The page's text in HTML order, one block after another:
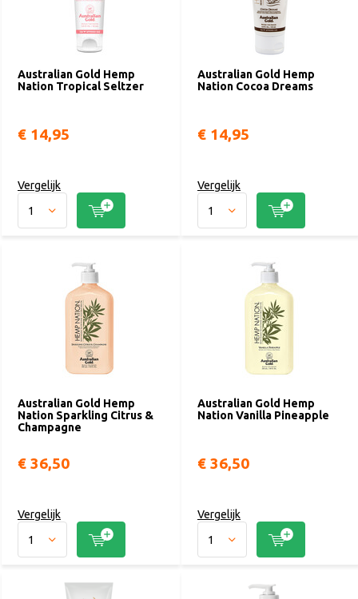
Australian Gold Hemp
Nation Tropical Seltzer
€ 14,95
Vergelijk
Australian Gold Hemp
Nation Cocoa Dreams
€ 14,95
Vergelijk
Australian Gold Hemp
Nation Sparkling Citrus &
Champagne
€ 36,50
Vergelijk
Australian Gold Hemp
Nation Vanilla Pineapple
€ 36,50
Vergelijk